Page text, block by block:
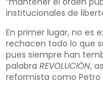
institucionales de
En primer lugar, no es
rechacen todo lo que
pues siempre han
palabra REVOLUCIÓN,
reformista como